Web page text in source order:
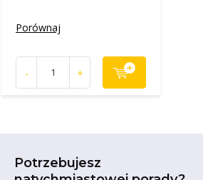
Porównaj
- +
Potrzebujesz